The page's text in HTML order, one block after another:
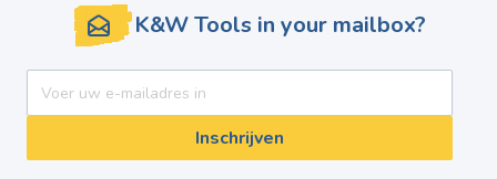
K&W Tools in your mailbox?
Inschrijven